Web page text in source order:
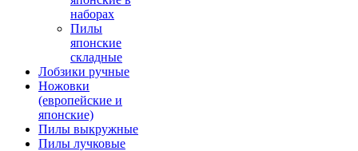
наборах
Пилы
японские
складные
Лобзики ручные
Ножовки
(европейские и
японские)
Пилы выкружные
Пилы лучковые